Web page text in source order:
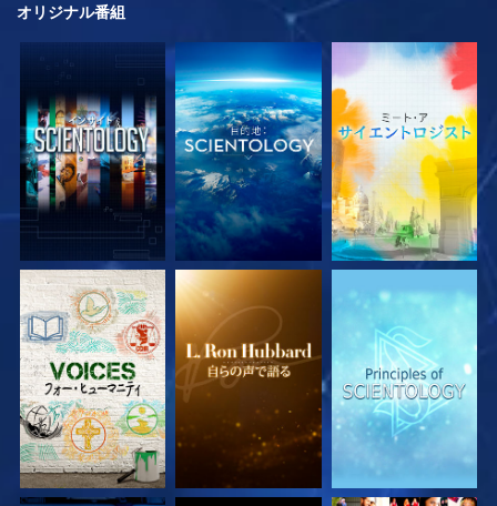
オリジナル番組
シリーズを探求 シリーズを探求 シリーズを探求